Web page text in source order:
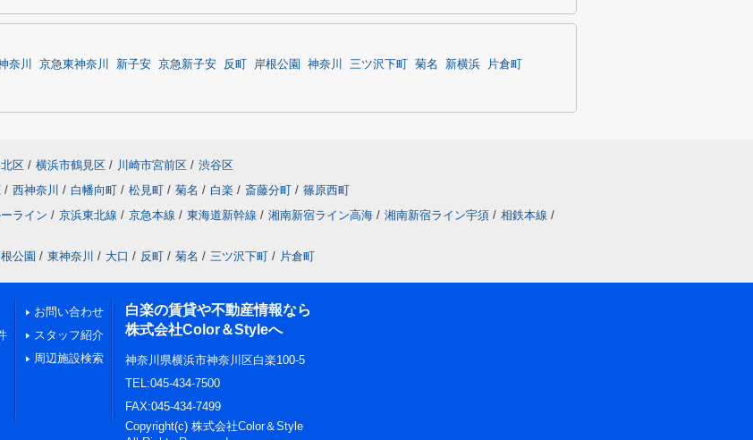
奈川 京急東神奈川 新子安 京急新子安 反町 岸根公園 神奈川 三ツ沢下町 菊名 新横浜
片倉町
区 / 横浜市鶴見区 / 川崎市宮前区 / 渋谷区
/ 西神奈川 / 白幡向町 / 松見町 / 菊名 / 白楽 / 斎藤分町 / 篠原西町
ライン / 京浜東北線 / 京急本線 / 東海道新幹線 / 湘南新宿ライン高海 / 湘南新宿ライン宇須 / 相鉄本線 /
公園 / 東神奈川 / 大口 / 反町 / 菊名 / 三ツ沢下町 / 片倉町
お問い合わせ
スタッフ紹介
周辺施設検索
白楽の賃貸や不動産情報なら
株式会社Color＆Styleへ
神奈川県横浜市神奈川区白楽100-5
TEL:045-434-7500
FAX:045-434-7499
Copyright(c) 株式会社Color＆Style